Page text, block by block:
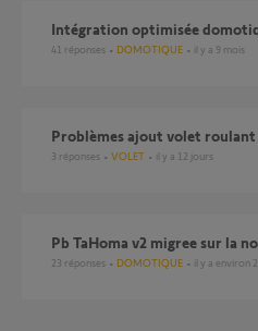
Intégration optimisée
41 réponses DOMOTIQUE il y a 9 mois
Problèmes ajout volet
3 réponses VOLET il y a 12 jours
Pb TaHoma v2 migree sur la
23 réponses DOMOTIQUE il y a environ